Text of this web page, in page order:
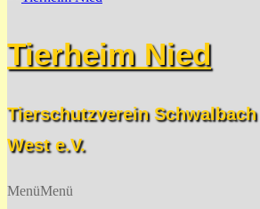
Tierheim Nied
Tierschutzverein
West e.V.
MenüMenü